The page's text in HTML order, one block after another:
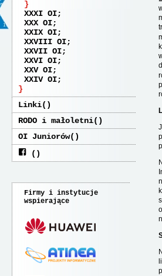
XXXI OI
XXX OI
XXIX OI
XXVIII OI
XXVII OI
XXVI OI
XXV OI
XXIV OI
Linki
RODO i małoletni
OI Juniorów
Firmy i instytucje
wspierające